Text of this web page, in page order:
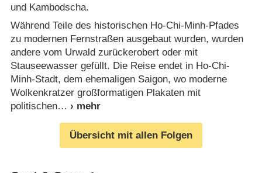
und Kambodscha.
Während Teile des historischen Ho-Chi-Minh-Pfades
zu modernen Fernstraßen ausgebaut wurden, wurden
andere vom Urwald zurückerobert oder mit
Stauseewasser gefüllt. Die Reise endet in Ho-Chi-
Minh-Stadt, dem ehemaligen Saigon, wo moderne
Wolkenkratzer großformatigen Plakaten mit
politischen
Übersicht mit allen Folgen